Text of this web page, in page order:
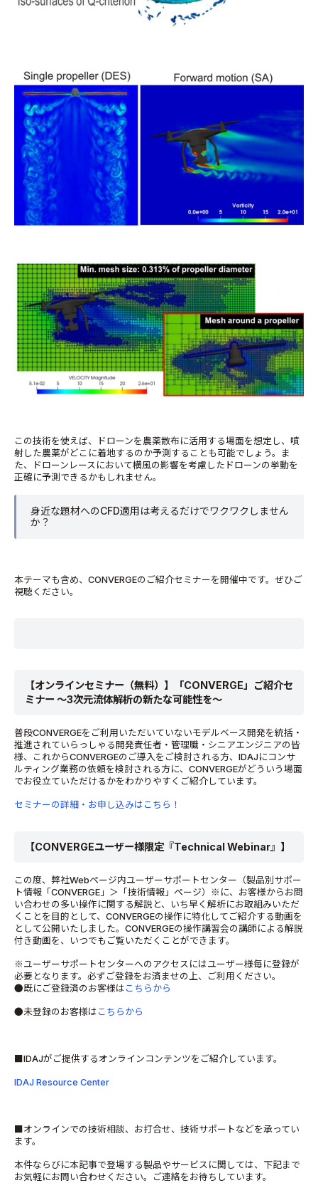
この技術を使えば、ドローンを農薬散布に活用する場面を想定し、噴
射した農薬がどこに着地するのか予測することも可能でしょう。ま
た、ドローンレースにおいて横風の影響を考慮したドローンの挙動を
正確に予測できるかもしれません。
身近な題材へのCFD適用は考えるだけでワクワクしません
か？
本テーマも含め、CONVERGEのご紹介セミナーを開催中です。ぜひご
視聴ください。
【オンラインセミナー（無料）】「CONVERGE」ご紹介セ
ミナー ～3次元流体解析の新たな可能性を～
普段CONVERGEをご利用いただいていないモデルベース開発を統括・
推進されていらっしゃる開発責任者・管理職・シニアエンジニアの皆
様、これからCONVERGEのご導入をご検討される方、IDAJにコンサ
ルティング業務の依頼を検討される方に、CONVERGEがどういう場面
でお役立ていただけるかをわかりやすくご紹介しています。
セミナーの詳細・お申し込みはこちら！
【CONVERGEユーザー様限定『Technical Webinar』】
この度、弊社Webページ内ユーザーサポートセンター（製品別サポー
ト情報「CONVERGE」＞「技術情報」ページ）※に、お客様からお問
い合わせの多い操作に関する解説と、いち早く解析にお取組みいただ
くことを目的として、CONVERGEの操作に特化してご紹介する動画を
として公開いたしました。CONVERGEの操作講習会の講師による解説
付き動画を、いつでもご覧いただくことができます。
※ユーザーサポートセンターへのアクセスにはユーザー様毎に登録が
必要となります。必ずご登録をお済ませの上、ご利用ください。
●既にご登録済のお客様は こちらから
●未登録のお客様は こちらから
■IDAJがご提供するオンラインコンテンツをご紹介しています。
IDAJ Resource Center
■オンラインでの技術相談、お打合せ、技術サポートなどを承ってい
ます。
本件ならびに本記事で登場する製品やサービスに関しては、下記まで
お気軽にお問い合わせください。ご連絡をお待ちしています。